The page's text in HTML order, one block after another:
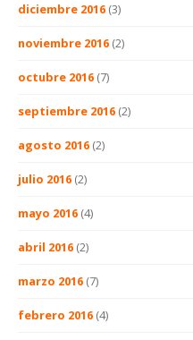
diciembre 2016 (3)
noviembre 2016 (2)
octubre 2016 (7)
septiembre 2016 (2)
agosto 2016 (2)
julio 2016 (2)
mayo 2016 (4)
abril 2016 (2)
marzo 2016 (7)
febrero 2016 (4)